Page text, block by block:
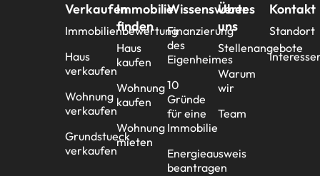
Verkaufen
Immobilienbewertung
Haus
verkaufen
Wohnung
verkaufen
Grundstueck
verkaufen
Immobilie
finden
Haus
kaufen
Wohnung
kaufen
Wohnung
mieten
Wissenswertes
Finanzierung
des
Eigenheimes
10
Gründe
für eine
Immobilie
Energieausweis
beantragen
Über
uns
Stellenangebote
Warum
wir
Team
Kontakt
Standort